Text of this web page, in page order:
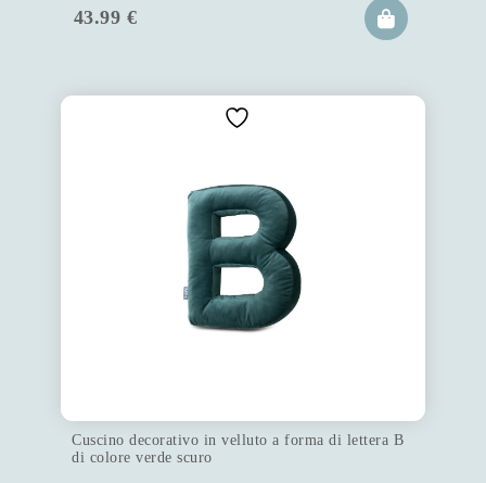
43.99 €
Cuscino decorativo in velluto a forma di lettera B
di colore verde scuro